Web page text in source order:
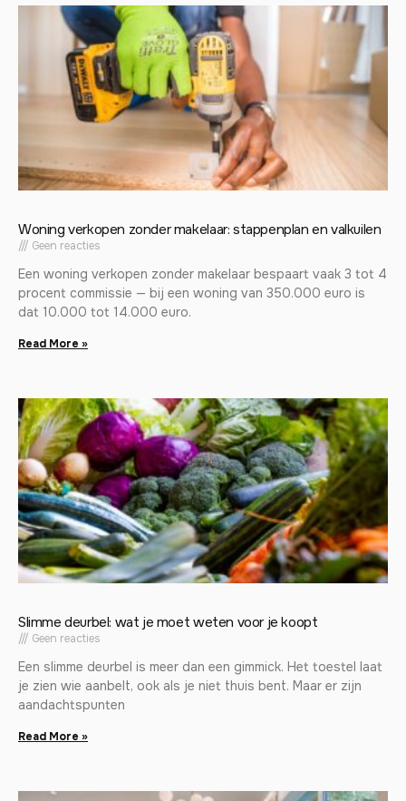
Woning verkopen zonder makelaar: stappenplan en valkuilen
Geen reacties
Een woning verkopen zonder makelaar bespaart vaak 3 tot 4
procent commissie — bij een woning van 350.000 euro is
dat 10.000 tot 14.000 euro.
Read More »
Slimme deurbel: wat je moet weten voor je koopt
Geen reacties
Een slimme deurbel is meer dan een gimmick. Het toestel laat
je zien wie aanbelt, ook als je niet thuis bent. Maar er zijn
aandachtspunten
Read More »